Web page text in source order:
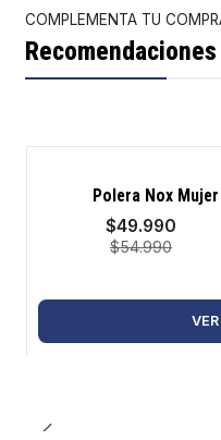
COMPLEMENTA TU
Recomendaciones
Polera Nox
$49.990
$54.990